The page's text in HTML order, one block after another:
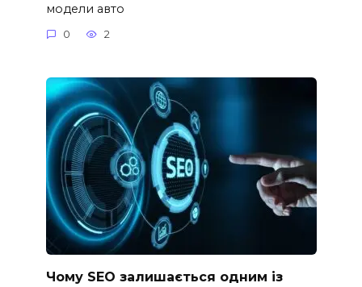
модели авто
0 2
Чому SEO залишається одним із